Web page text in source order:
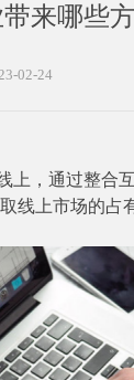
来哪些
02-24
，通过整合
线上市场的占